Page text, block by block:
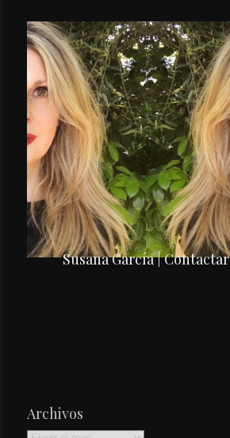
Susana García | Contactar
Archivos